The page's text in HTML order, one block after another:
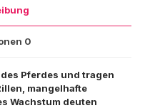
0
Pferdes und tragen
mangelhafte
Wachstum deuten